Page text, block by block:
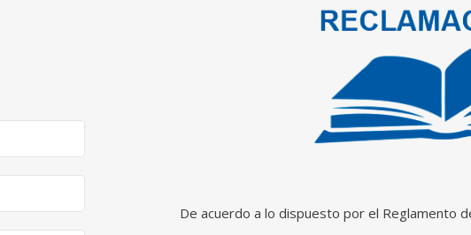
De acuerdo a lo dispuesto por el Reglamento